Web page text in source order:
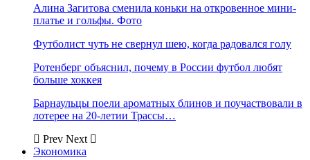
Алина Загитова сменила коньки на откровенное мини-
платье и гольфы. Фото
Футболист чуть не свернул шею, когда радовался голу
Ротенберг объяснил, почему в России футбол любят
больше хоккея
Барнаульцы поели ароматных блинов и поучаствовали в
лотерее на 20-летии Трассы…
Prev Next
Экономика